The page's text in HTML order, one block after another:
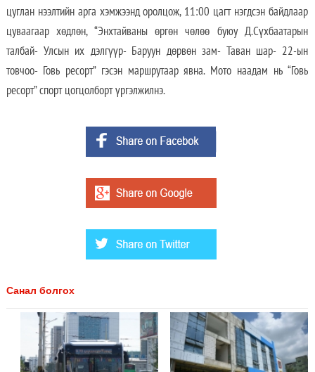
цуглан нээлтийн арга хэмжээнд оролцож, 11:00 цагт нэгдсэн байдлаар
цуваагаар хөдлөн, “Энхтайваны өргөн чөлөө буюу Д.Сүхбаатарын
талбай- Улсын их дэлгүүр- Баруун дөрвөн зам- Таван шар- 22-ын
товчоо- Говь ресорт” гэсэн маршрутаар явна. Мото наадам нь “Говь
ресорт” спорт цогцолборт үргэлжилнэ.
Санал болгох